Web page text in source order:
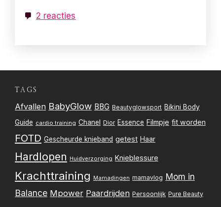
2 reacties
TAGS
Afvallen BabyGlow BBG Beautyglowsport Bikini Body
Guide cardio training Chanel Dior Essence Filmpje fit worden
FOTD Gescheurde knieband getest Haar
Hardlopen Huidverzorging Knieblessure
Krachttraining Mamadingen mamavlog Mom in
Balance Mpower Paardrijden Persoonlijk Pure Beauty